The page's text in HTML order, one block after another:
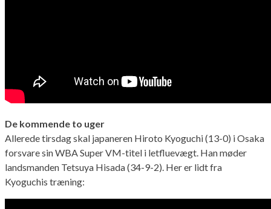
De kommende to uger
Allerede tirsdag skal japaneren Hiroto Kyoguchi (13-0) i Osaka
forsvare sin WBA Super VM-titel i letfluevægt. Han møder
landsmanden Tetsuya Hisada (34-9-2). Her er lidt fra
Kyoguchis træning: